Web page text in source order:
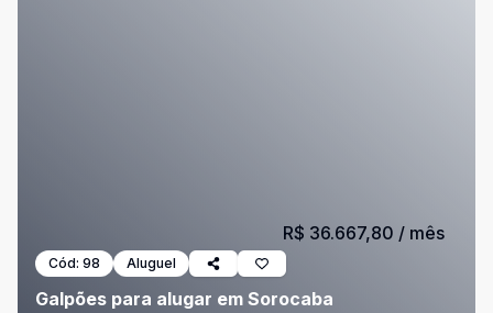
Cód: 98 Aluguel
Galpões para alugar em Sorocaba
R$ 36.667,80 / mês